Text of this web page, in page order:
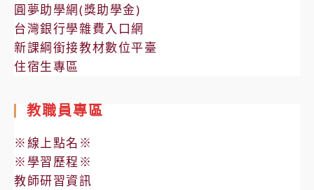
圓夢助學網(獎助學金)
台灣銀行學雜費入口網
新課綱銜接教材數位平臺
住宿生專區
教職員專區
※線上點名※
※學習歷程※
教師研習資訊